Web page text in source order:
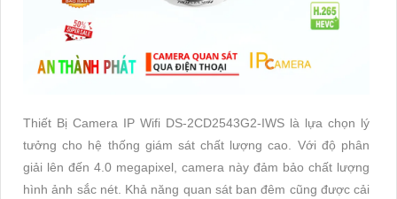
Thiết Bị Camera IP Wifi DS-2CD2543G2-IWS là lựa chọn lý
tưởng cho hệ thống giám sát chất lượng cao. Với độ phân
giải lên đến 4.0 megapixel, camera này đảm bảo chất lượng
hình ảnh sắc nét. Khả năng quan sát ban đêm cũng được cải